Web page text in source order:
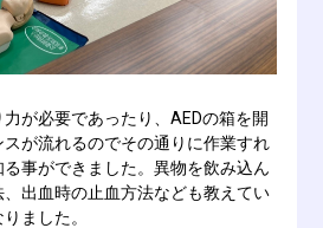
が必要であったり、AEDの箱を開
が流れるのでその通りに作業すれ
事ができました。異物を飲み込ん
出血時の止血方法なども教えてい
ました。